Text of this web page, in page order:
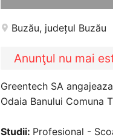
Buzău, județul Buzău
Anunţul nu mai
Greentech SA
Odaia Banului Comuna
Studii: Profesional -